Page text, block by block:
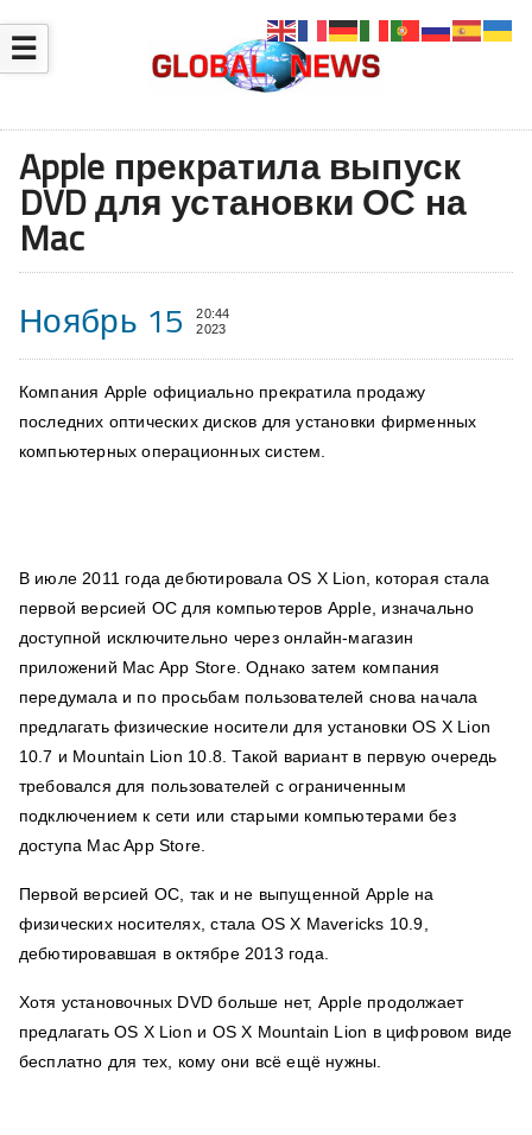
☰
Apple прекратила выпуск
DVD для установки ОС на
Mac
Ноябрь 15
20:44
2023
Компания Apple официально прекратила продажу
последних оптических дисков для установки фирменных
компьютерных операционных систем.
В июле 2011 года дебютировала OS X Lion, которая стала
первой версией ОС для компьютеров Apple, изначально
доступной исключительно через онлайн-магазин
приложений Mac App Store. Однако затем компания
передумала и по просьбам пользователей снова начала
предлагать физические носители для установки OS X Lion
10.7 и Mountain Lion 10.8. Такой вариант в первую очередь
требовался для пользователей с ограниченным
подключением к сети или старыми компьютерами без
доступа Mac App Store.
Первой версией ОС, так и не выпущенной Apple на
физических носителях, стала OS X Mavericks 10.9,
дебютировавшая в октябре 2013 года.
Хотя установочных DVD больше нет, Apple продолжает
предлагать OS X Lion и OS X Mountain Lion в цифровом виде
бесплатно для тех, кому они всё ещё нужны.